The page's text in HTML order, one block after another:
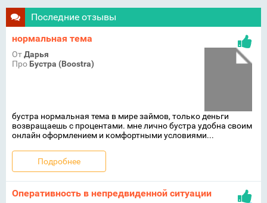
Последние отзывы
нормальная тема
ОтДарья
Про Бустра (Boostra)
бустра нормальная тема в мире займов, только деньги
возвращаешь с процентами. мне лично бустра удобна своим
онлайн оформлением и комфортными условиями...
Подробнее
Оперативность в непредвиденной ситуации